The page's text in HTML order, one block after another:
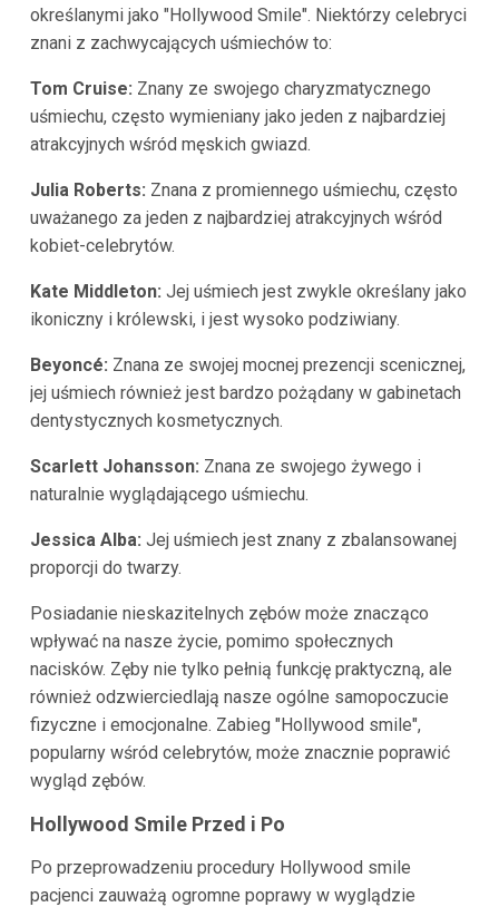
określanymi jako "Hollywood Smile". Niektórzy celebryci
znani z zachwycających uśmiechów to:
Tom Cruise: Znany ze swojego charyzmatycznego
uśmiechu, często wymieniany jako jeden z najbardziej
atrakcyjnych wśród męskich gwiazd.
Julia Roberts: Znana z promiennego uśmiechu, często
uważanego za jeden z najbardziej atrakcyjnych wśród
kobiet-celebrytów.
Kate Middleton: Jej uśmiech jest zwykle określany jako
ikoniczny i królewski, i jest wysoko podziwiany.
Beyoncé: Znana ze swojej mocnej prezencji scenicznej,
jej uśmiech również jest bardzo pożądany w gabinetach
dentystycznych kosmetycznych.
Scarlett Johansson: Znana ze swojego żywego i
naturalnie wyglądającego uśmiechu.
Jessica Alba: Jej uśmiech jest znany z zbalansowanej
proporcji do twarzy.
Posiadanie nieskazitelnych zębów może znacząco
wpływać na nasze życie, pomimo społecznych
nacisków. Zęby nie tylko pełnią funkcję praktyczną, ale
również odzwierciedlają nasze ogólne samopoczucie
fizyczne i emocjonalne. Zabieg "Hollywood smile",
popularny wśród celebrytów, może znacznie poprawić
wygląd zębów.
Hollywood Smile Przed i Po
Po przeprowadzeniu procedury Hollywood smile
pacjenci zauważą ogromne poprawy w wyglądzie